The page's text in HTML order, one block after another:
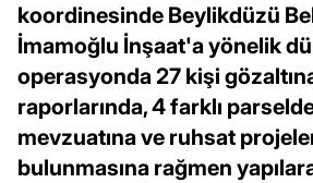
koordinesinde Beylikdüzü
İmamoğlu İnşaat'a yönelik
operasyonda 27 kişi
raporlarında, 4 farklı
mevzuatına ve ruhsat
bulunmasına rağmen